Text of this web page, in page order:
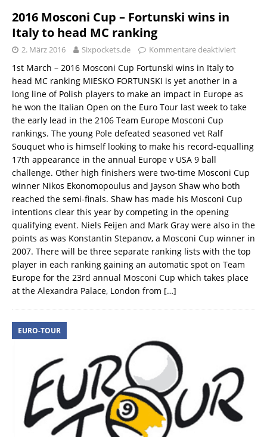
2016 Mosconi Cup – Fortunski wins in
Italy to head MC ranking
2. März 2016 Sixpockets.de Kommentare deaktiviert
1st March – 2016 Mosconi Cup Fortunski wins in Italy to
head MC ranking MIESKO FORTUNSKI is yet another in a
long line of Polish players to make an impact in Europe as
he won the Italian Open on the Euro Tour last week to take
the early lead in the 2106 Team Europe Mosconi Cup
rankings. The young Pole defeated seasoned vet Ralf
Souquet who is himself looking to make his record-equalling
17th appearance in the annual Europe v USA 9 ball
challenge. Other high finishers were two-time Mosconi Cup
winner Nikos Ekonomopoulus and Jayson Shaw who both
reached the semi-finals. Shaw has made his Mosconi Cup
intentions clear this year by competing in the opening
qualifying event. Niels Feijen and Mark Gray were also in the
points as was Konstantin Stepanov, a Mosconi Cup winner in
2007. There will be three separate ranking lists with the top
player in each ranking gaining an automatic spot on Team
Europe for the 23rd annual Mosconi Cup which takes place
at the Alexandra Palace, London from […]
EURO-TOUR